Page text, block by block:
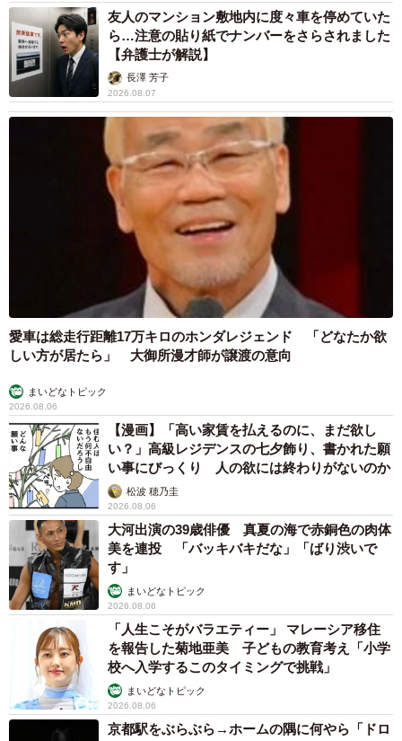
友人のマンション敷地内に度々車を停めていた
ら…注意の貼り紙でナンバーをさらされました
【弁護士が解説】
長澤 芳子
2026.08.07
愛車は総走行距離17万キロのホンダレジェンド 「どなたか欲
しい方が居たら」 大御所漫才師が譲渡の意向
まいどなトピック
2026.08.06
【漫画】「高い家賃を払えるのに、まだ欲し
い？」高級レジデンスの七夕飾り、書かれた願
い事にびっくり 人の欲には終わりがないのか
松波 穂乃圭
2026.08.06
大河出演の39歳俳優 真夏の海で赤銅色の肉体
美を連投 「バッキバキだな」「ばり渋いで
す」
まいどなトピック
2026.08.06
「人生こそがバラエティー」 マレーシア移住
を報告した菊地亜美 子どもの教育考え「小学
校へ入学するこのタイミングで挑戦」
まいどなトピック
2026.08.06
京都駅をぶらぶら→ホームの隅に何やら「ドロ